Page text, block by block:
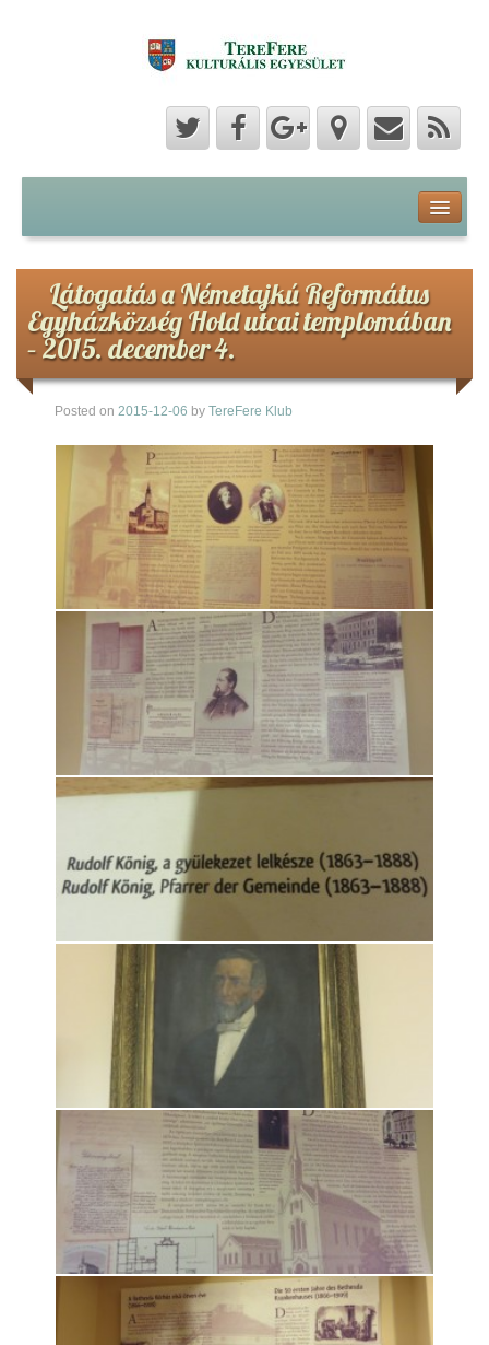
Hozzászólások
Hírek
Képek
Videók
Rólunk
Kapcsolat
Látogatás a Németajkú Református
Egyházközség Hold utcai templomában
– 2015. december 4.
Posted on 2015-12-06 by TereFere Klub